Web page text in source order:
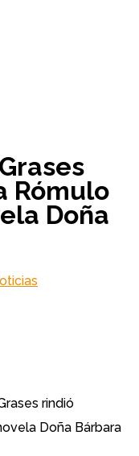
Rómulo
Doña
rindió
Doña Bárbara